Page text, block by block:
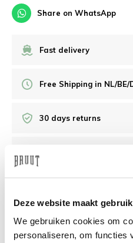
Deze website maakt
We gebruiken cookies om
personaliseren, om functies
Share on WhatsApp
Fast delivery
Free Shipping in NL/BE/
30 days returns
Need help?We're glad
info@bruut.nl